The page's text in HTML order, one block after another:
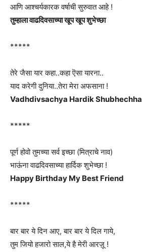
आणि आश्चर्यकारक वर्षाची सुरुवात आहे !
तुम्हाला वाढदिवसाच्या खूप खूप शुभेच्छा
*****
तेरे जैसा यार कहा..कहा ऎसा यारना..
याद करेगी दुनिया..तेरा मेरा अफसाना !
Vadhdivsachya Hardik Shubhechha
*****
पूर्ण होवो तुमच्या सर्व इच्छा (मित्राचे नाव)
भाऊंना वाढदिवसाच्या हार्दिक शुभेच्छा !
Happy Birthday My Best Friend
*****
बार बार ये दिन आए, बार बार ये दिल गाये,
तुम जियो हजारो साल,ये है मेरी आरज़ू !